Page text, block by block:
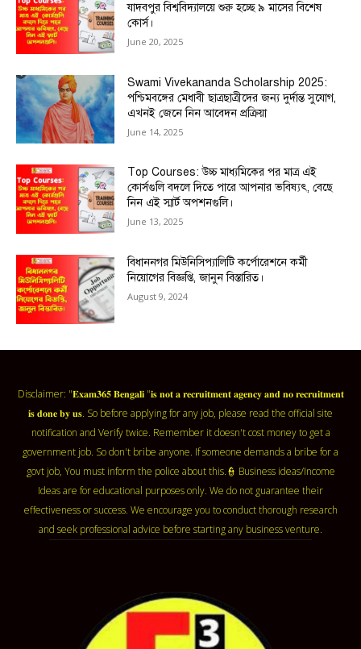
যাদবপুর বিশ্ববিদ্যালয়ে শুরু হচ্ছে ৯ মাসের বিশেষ
কোর্স।
June 20, 2025
Swami Vivekananda Scholarship 2025:
পশ্চিমবঙ্গের মেধাবী ছাত্রছাত্রীদের জন্য দুর্দান্ত সুযোগ,
এখনই জেনে নিন আবেদন প্রক্রিয়া
June 14, 2025
Top Courses: উচ্চ মাধ্যমিকের পর মাত্র এই
কোর্সগুলি বদলে দিতে পারে আপনার ভবিষ্যৎ, বেছে
নিন এই স্মার্ট অপশনগুলি।
June 13, 2025
বিধাননগর মিউনিসিপ্যালিটি কর্পোরেশনে কর্মী
নিয়োগের বিজ্ঞপ্তি, জানুন বিস্তারিত।
August 9, 2024
Disclaimer: "𝐄𝐱𝐚𝐦𝟑𝟔𝟓 𝐁𝐞𝐧𝐠𝐚𝐥𝐢 "𝐢𝐬 𝐧𝐨𝐭 𝐚 𝐫𝐞𝐜𝐫𝐮𝐢𝐭𝐦𝐞𝐧𝐭 𝐚𝐠𝐞𝐧𝐜𝐲 𝐚𝐧𝐝 𝐧𝐨 𝐫𝐞𝐜𝐫𝐮𝐢𝐭𝐦𝐞𝐧𝐭
𝐢𝐬 𝐝𝐨𝐧𝐞 𝐛𝐲 𝐮𝐬. So before applying for any job, please read the official site
notification and Verify twice. Remember it doesn't cost money to get a
government job. So don't bribe anyone. If someone demands a bribe for a
govt job, You must inform the police about this.👮 Business ideas/Income
Ideas are for educational purposes only. We do not guarantee their
effectiveness or success. We encourage you to conduct thorough research
and seek professional advice before starting any business venture.